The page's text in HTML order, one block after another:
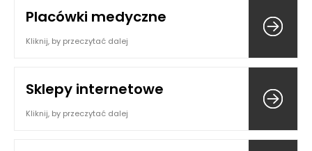
Placówki medyczne
Kliknij, by przeczytać dalej
Sklepy internetowe
Kliknij, by przeczytać dalej